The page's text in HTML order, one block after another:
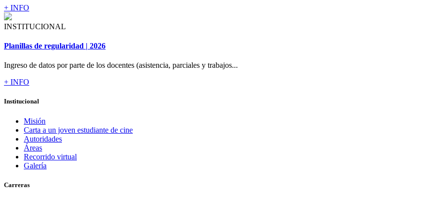
+ INFO
INSTITUCIONAL
Planillas de regularidad | 2026
Ingreso de datos por parte de los docentes (asistencia, parciales y trabajos...
+ INFO
Institucional
Misión
Carta a un joven estudiante de cine
Autoridades
Áreas
Recorrido virtual
Galería
Carreras